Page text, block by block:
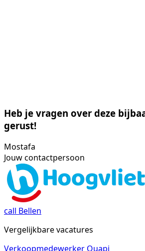
Heb je vragen over deze
gerust!
Mostafa
Jouw contactpersoon
call Bellen
Vergelijkbare vacatures
Verkoopmedewerker Quapi